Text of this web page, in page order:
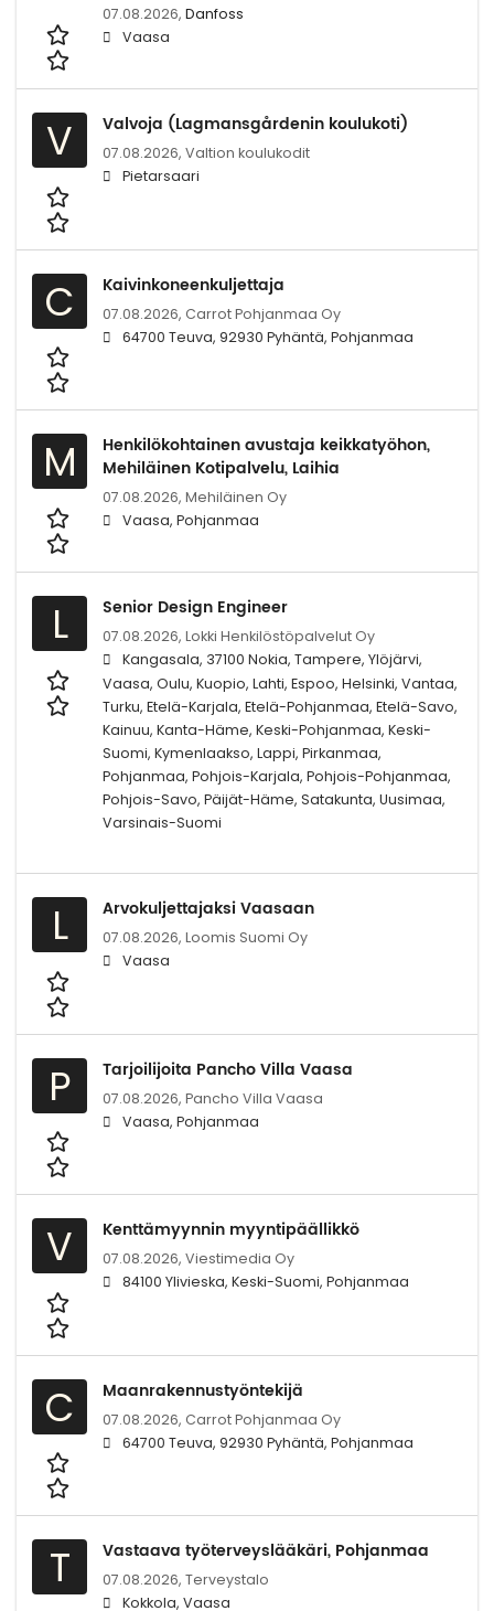
07.08.2026, Danfoss
Vaasa
V Valvoja (Lagmansgårdenin koulukoti)
07.08.2026, Valtion koulukodit
Pietarsaari
C Kaivinkoneenkuljettaja
07.08.2026, Carrot Pohjanmaa Oy
64700 Teuva, 92930 Pyhäntä, Pohjanmaa
M
Henkilökohtainen avustaja keikkatyöhon,
Mehiläinen Kotipalvelu, Laihia
07.08.2026, Mehiläinen Oy
Vaasa, Pohjanmaa
L Senior Design Engineer
07.08.2026, Lokki Henkilöstöpalvelut Oy
Kangasala, 37100 Nokia, Tampere, Ylöjärvi,
Vaasa, Oulu, Kuopio, Lahti, Espoo, Helsinki, Vantaa,
Turku, Etelä-Karjala, Etelä-Pohjanmaa, Etelä-Savo,
Kainuu, Kanta-Häme, Keski-Pohjanmaa, Keski-
Suomi, Kymenlaakso, Lappi, Pirkanmaa,
Pohjanmaa, Pohjois-Karjala, Pohjois-Pohjanmaa,
Pohjois-Savo, Päijät-Häme, Satakunta, Uusimaa,
Varsinais-Suomi
L Arvokuljettajaksi Vaasaan
07.08.2026, Loomis Suomi Oy
Vaasa
P Tarjoilijoita Pancho Villa Vaasa
07.08.2026, Pancho Villa Vaasa
Vaasa, Pohjanmaa
V Kenttämyynnin myyntipäällikkö
07.08.2026, Viestimedia Oy
84100 Ylivieska, Keski-Suomi, Pohjanmaa
C Maanrakennustyöntekijä
07.08.2026, Carrot Pohjanmaa Oy
64700 Teuva, 92930 Pyhäntä, Pohjanmaa
T Vastaava työterveyslääkäri, Pohjanmaa
07.08.2026, Terveystalo
Kokkola, Vaasa